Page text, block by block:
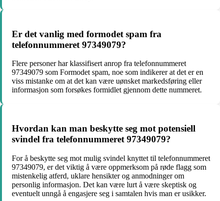
Er det vanlig med formodet spam fra
telefonnummeret 97349079?
Flere personer har klassifisert anrop fra telefonnummeret
97349079 som Formodet spam, noe som indikerer at det er en
viss mistanke om at det kan være uønsket markedsføring eller
informasjon som forsøkes formidlet gjennom dette nummeret.
Hvordan kan man beskytte seg mot potensiell
svindel fra telefonnummeret 97349079?
For å beskytte seg mot mulig svindel knyttet til telefonnummeret
97349079, er det viktig å være oppmerksom på røde flagg som
mistenkelig atferd, uklare hensikter og anmodninger om
personlig informasjon. Det kan være lurt å være skeptisk og
eventuelt unngå å engasjere seg i samtalen hvis man er usikker.